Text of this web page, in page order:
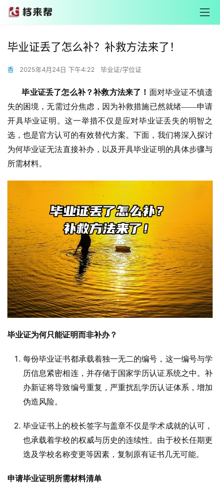
毕业证丢了怎么补？补救方法来了！
香 2025年4月24日 下午4:22 毕业证/学位证
毕业证丢了怎么补？补救方法来了！ 面对毕业证不慎遗
失的困境，无需过分焦虑，因为补救措施已然就绪——申请
开具毕业证明。这一举措不仅是应对毕业证丢失的明智之
选，也是官方认可的有效替代方案。下面，我们将深入探讨
为何毕业证无法直接补办，以及开具毕业证明的具体步骤与
所需材料。
毕业证为何只能证明而非补办？
每份毕业证书都承载着独一无二的编号，这一编号与学
历信息紧密相连，并存储于国家学历认证系统之中。补
办新证将导致编号重复，严重扰乱学历认证体系，增加
伪造风险。
毕业证书上的校长签字与盖章不仅是学术成就的认可，
也承载着学校的权威与历史的连续性。由于校长任期更
迭及学校名称变更等因素，复制原有证书几无可能。
申请毕业证明所需材料清单